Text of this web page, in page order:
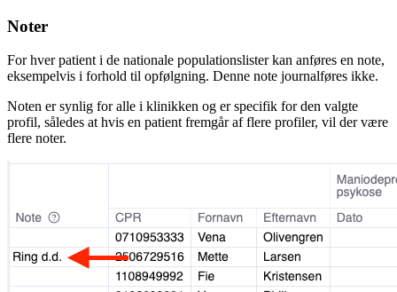
Noter
For hver patient i de nationale populationslister kan anføres en note,
eksempelvis i forhold til opfølgning. Denne note journalføres ikke.
Noten er synlig for alle i klinikken og er specifik for den valgte
profil, således at hvis en patient fremgår af flere profiler, vil der være
flere noter.